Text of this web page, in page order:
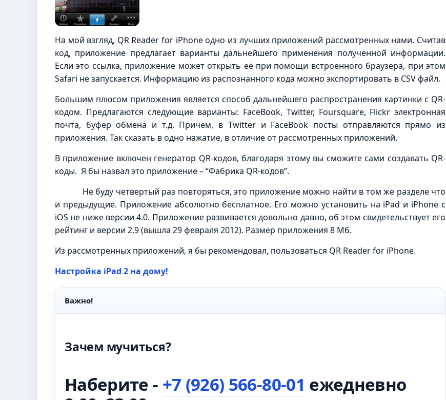
На мой взгляд, QR Reader for iPhone одно из лучших приложений рассмотренных нами. Считав
код, приложение предлагает варианты дальнейшего применения полученной информации.
Если это ссылка, приложение может открыть её при помощи встроенного браузера, при этом
Safari не запускается. Информацию из распознанного кода можно экспортировать в CSV файл.
Большим плюсом приложения является способ дальнейшего распространения картинки с QR-
кодом. Предлагаются следующие варианты: FaceBook, Twitter, Foursquare, Flickr электронная
почта, буфер обмена и т.д. Причем, в Twitter и FaceBook посты отправляются прямо из
приложения. Так сказать в одно нажатие, в отличие от рассмотренных приложений.
В приложение включен генератор QR-кодов, благодаря этому вы сможите сами создавать QR-
коды. Я бы назвал это приложение – “Фабрика QR-кодов”.
Не буду четвертый раз повторяться, это приложение можно найти в том же разделе что
и предыдущие. Приложение абсолютно бесплатное. Его можно установить на iPad и iPhone с
iOS не ниже версии 4.0. Приложение развивается довольно давно, об этом свидетельствует его
рейтинг и версии 2.9 (вышла 29 февраля 2012). Размер приложения 8 Мб.
Из рассмотренных приложений, я бы рекомендовал, пользоваться QR Reader for iPhone.
Настройка iPad 2 на дому!
Важно!
Зачем мучиться?
Наберите - +7 (926) 566-80-01 ежедневно